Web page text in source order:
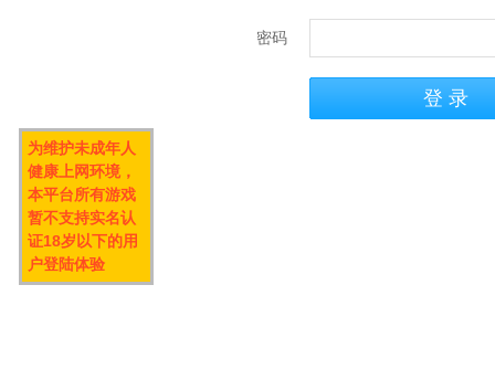
密码
为维护未成年人
健康上网环境，
本平台所有游戏
暂不支持实名认
证18岁以下的用
户登陆体验